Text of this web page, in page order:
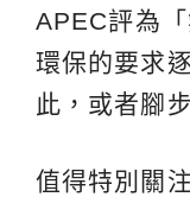
APEC評為
環保的要求
此，或者腳
值得特別關